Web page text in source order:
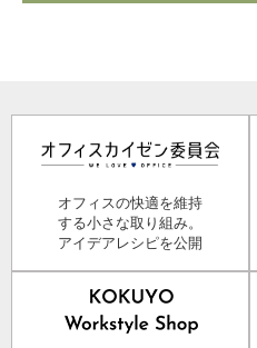
オフィスの快適を維持
する小さな取り組み。
アイデアレシピを公開